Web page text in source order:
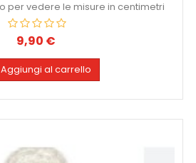
per vedere le misure in centimetri
Prezzo
9,90 €
Aggiungi al carrello